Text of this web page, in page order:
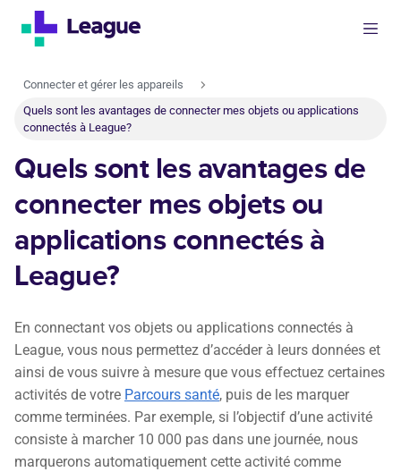
Connecter et gérer les appareils
Quels sont les avantages de connecter mes objets ou applications
connectés à League?
Quels sont les avantages de
connecter mes objets ou
applications connectés à
League?
En connectant vos objets ou applications connectés à
League, vous nous permettez d’accéder à leurs données et
ainsi de vous suivre à mesure que vous effectuez certaines
activités de votre Parcours santé, puis de les marquer
comme terminées. Par exemple, si l’objectif d’une activité
consiste à marcher 10 000 pas dans une journée, nous
marquerons automatiquement cette activité comme